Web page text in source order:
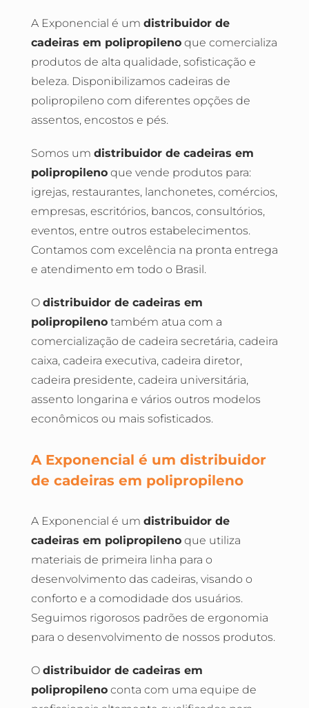
A Exponencial é um distribuidor de
cadeiras em polipropilenoque comercializa
produtos de alta qualidade, sofisticação e
beleza. Disponibilizamos cadeiras de
polipropileno com diferentes opções de
assentos, encostos e pés.
Somos um distribuidor de cadeiras em
polipropilenoque vende produtos para:
igrejas, restaurantes, lanchonetes, comércios,
empresas, escritórios, bancos, consultórios,
eventos, entre outros estabelecimentos.
Contamos com excelência na pronta entrega
e atendimento em todo o Brasil.
O distribuidor de cadeiras em
polipropilenotambém atua com a
comercialização de cadeira secretária, cadeira
caixa, cadeira executiva, cadeira diretor,
cadeira presidente, cadeira universitária,
assento longarina e vários outros modelos
econômicos ou mais sofisticados.
A Exponencial é um distribuidor
de cadeiras em polipropileno
A Exponencial é um distribuidor de
cadeiras em polipropilenoque utiliza
materiais de primeira linha para o
desenvolvimento das cadeiras, visando o
conforto e a comodidade dos usuários.
Seguimos rigorosos padrões de ergonomia
para o desenvolvimento de nossos produtos.
O distribuidor de cadeiras em
polipropilenoconta com uma equipe de